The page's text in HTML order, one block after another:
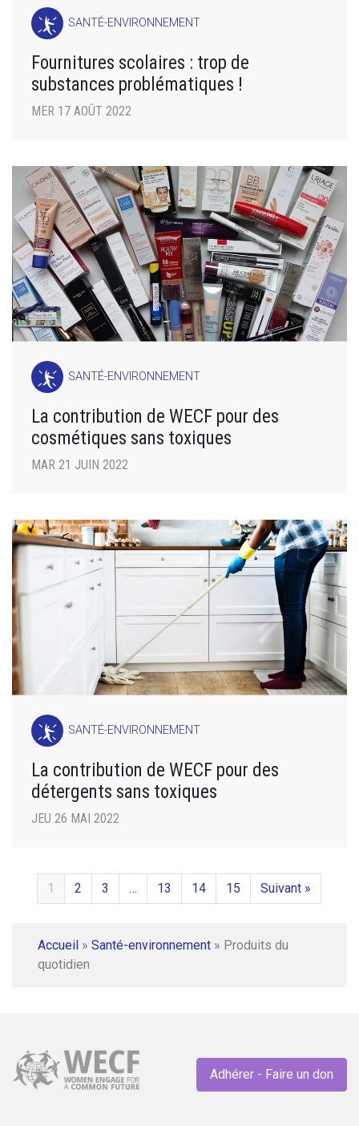
SANTÉ-ENVIRONNEMENT
Fournitures scolaires : trop de
substances problématiques !
MER 17 AOÛT 2022
SANTÉ-ENVIRONNEMENT
La contribution de WECF pour des
cosmétiques sans toxiques
MAR 21 JUIN 2022
SANTÉ-ENVIRONNEMENT
La contribution de WECF pour des
détergents sans toxiques
JEU 26 MAI 2022
1 2 3 … 13 14 15 Suivant »
Accueil » Santé-environnement » Produits du
quotidien
Adhérer - Faire un don